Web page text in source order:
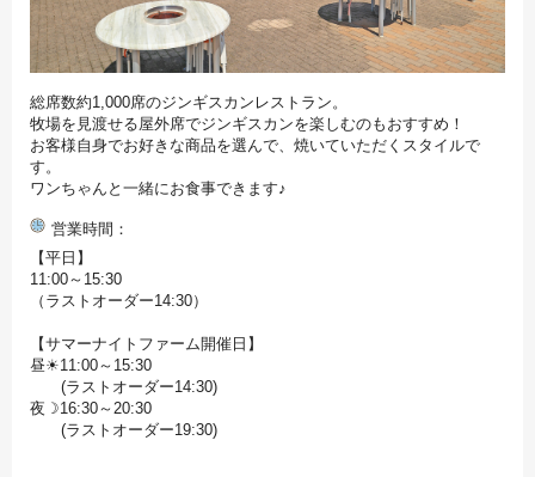
総席数約1,000席のジンギスカンレストラン。
牧場を見渡せる屋外席でジンギスカンを楽しむのもおすすめ！
お客様自身でお好きな商品を選んで、焼いていただくスタイルで
す。
ワンちゃんと一緒にお食事できます♪
営業時間
【平日】
11:00～15:30
（ラストオーダー14:30）
【サマーナイトファーム開催日】
昼☀11:00～15:30
(ラストオーダー14:30)
夜☽16:30～20:30
(ラストオーダー19:30)